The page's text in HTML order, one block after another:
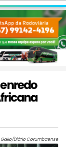
Diário Corumbaense